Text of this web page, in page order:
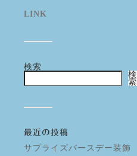
LINK
検索
検
索
最近の投稿
サプライズバースデー装飾